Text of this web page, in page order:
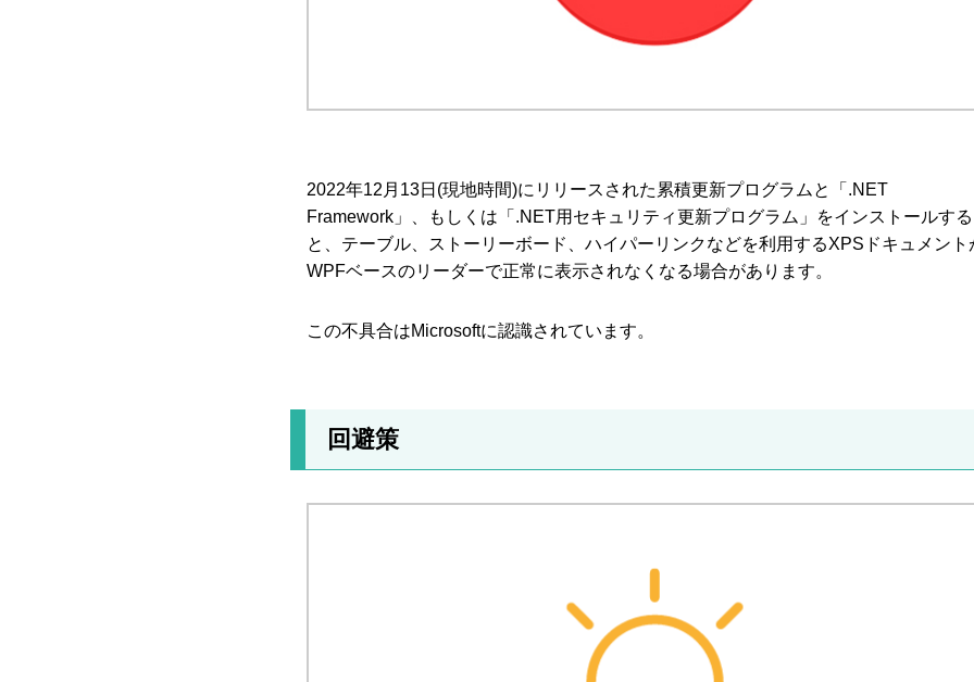
2022年12月13日(現地時間)にリリースされた累積更新プログラムと「.NET
Framework」、もしくは「.NET用セキュリティ更新プログラム」をインストールする
と、テーブル、ストーリーボード、ハイパーリンクなどを利用するXPSドキュメント
WPFベースのリーダーで正常に表示されなくなる場合があります。
この不具合はMicrosoftに認識されています。
回避策